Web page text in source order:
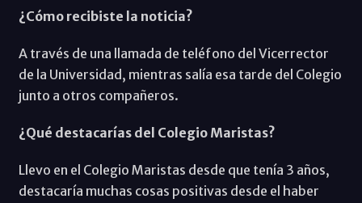
¿Cómo recibiste la noticia?
A través de una llamada de teléfono del Vicerrector
de la Universidad, mientras salía esa tarde del Colegio
junto a otros compañeros.
¿Qué destacarías del Colegio Maristas?
Llevo en el Colegio Maristas desde que tenía 3 años,
destacaría muchas cosas positivas desde el haber